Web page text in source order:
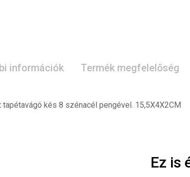
információk Termék megfelelőség
kés 8 szénacél pengével. 15,5X4X2CM
Ez is